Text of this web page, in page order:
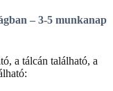
– 3-5 munkanap
a tálcán található, a